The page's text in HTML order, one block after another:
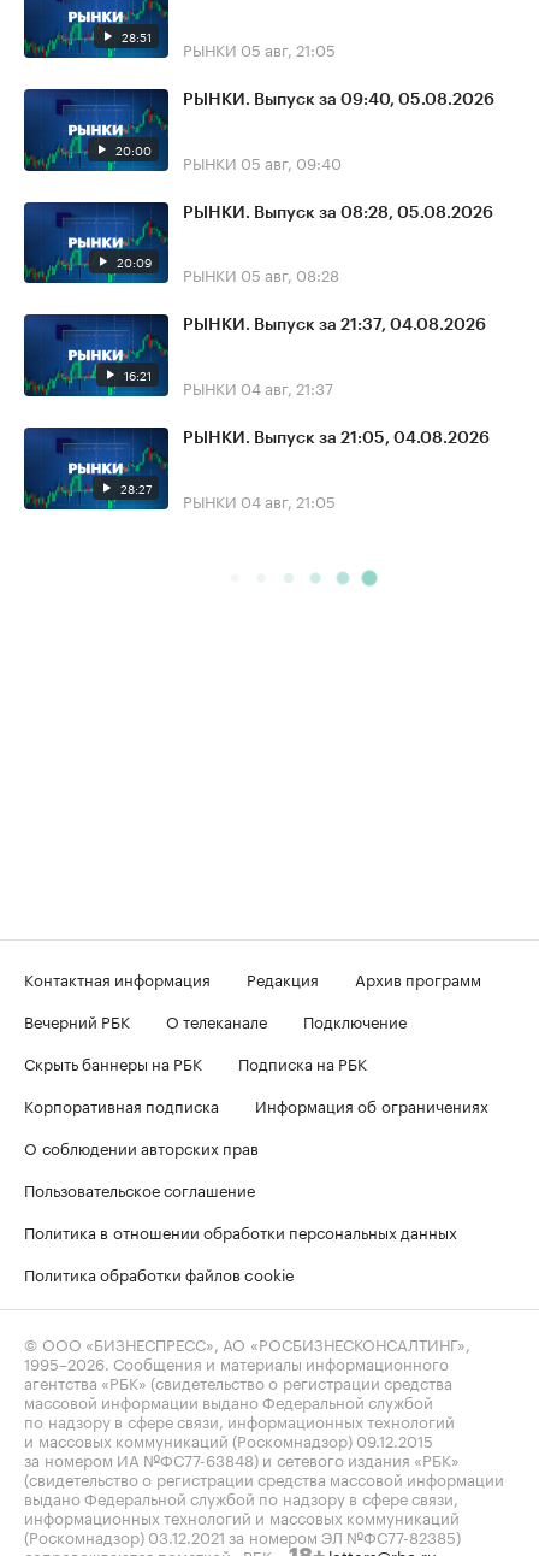
28:51 РЫНКИ 05 авг, 21:05
20:00
РЫНКИ. Выпуск за 09:40, 05.08.2026
РЫНКИ 05 авг, 09:40
20:09
РЫНКИ. Выпуск за 08:28, 05.08.2026
РЫНКИ 05 авг, 08:28
16:21
РЫНКИ. Выпуск за 21:37, 04.08.2026
РЫНКИ 04 авг, 21:37
28:27
РЫНКИ. Выпуск за 21:05, 04.08.2026
РЫНКИ 04 авг, 21:05
Контактная информация Редакция
Архив программ
Вечерний РБК
О телеканале
Подключение
Скрыть баннеры на РБК
Подписка на РБК
Корпоративная подписка
Информация об ограничениях
О соблюдении авторских прав
Пользовательское соглашение
Политика в отношении обработки персональных данных
Политика обработки файлов cookie
© ООО «БИЗНЕСПРЕСС», АО «РОСБИЗНЕСКОНСАЛТИНГ»,
1995–2026 . Сообщения и материалы информационного
агентства «РБК» (свидетельство о регистрации средства
массовой информации выдано Федеральной службой
по надзору в сфере связи, информационных технологий
и массовых коммуникаций (Роскомнадзор) 09.12.2015
за номером ИА №ФС77-63848) и сетевого издания «РБК»
(свидетельство о регистрации средства массовой информации
выдано Федеральной службой по надзору в сфере связи,
информационных технологий и массовых коммуникаций
(Роскомнадзор) 03.12.2021 за номером ЭЛ №ФС77-82385)